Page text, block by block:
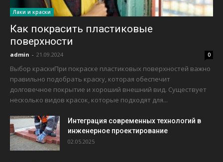
Лаки и краски
Как покрасить пластиковые
поверхности
admin - 21.09.2024 0
Выбор краскиПри покраске пластиковых поверхностей важно
правильно подобрать краску, которая обеспечит
долговечное покрытие и хороший внешний вид. Существует
несколько видов красок, которые подходят для...
Интеграция современных технологий в
инженерное проектирование
02.05.2025